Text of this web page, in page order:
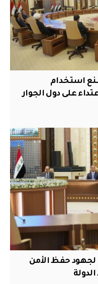
منع استخدام
على دول الجوار
لجهود حفظ الأمن